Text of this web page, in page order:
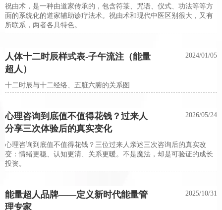
祝由术，是一种由道家传承的，包含符箓、咒语、仪式、功法等等方
面的系统化的道家辅助诊疗法术。祝由术和现代中医区别很大，又有
所联系，两者各具特色。
人体十二时辰样式表-子午流注（能量
超人）
2024/01/05
​十二时辰与十二经络、五脏六腑的关系图
心理咨询到底值不值得花钱？过来人
分享三次体验后的真实变化
2026/05/24
心理咨询到底值不值得花钱？三位过来人亲述三次咨询后的真实改
变：情绪更稳、认知更清、关系更暖。不是魔法，却是可验证的成长
投资。
能量超人品牌——定义新时代能量管
理专家
2025/10/31